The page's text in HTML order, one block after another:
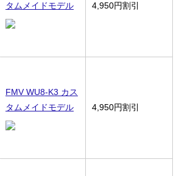
タムメイドモデル
4,950円割引
FMV WU8-K3 カス
タムメイドモデル
4,950円割引